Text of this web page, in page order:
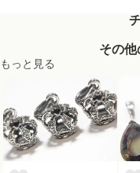
その他
もっと見る